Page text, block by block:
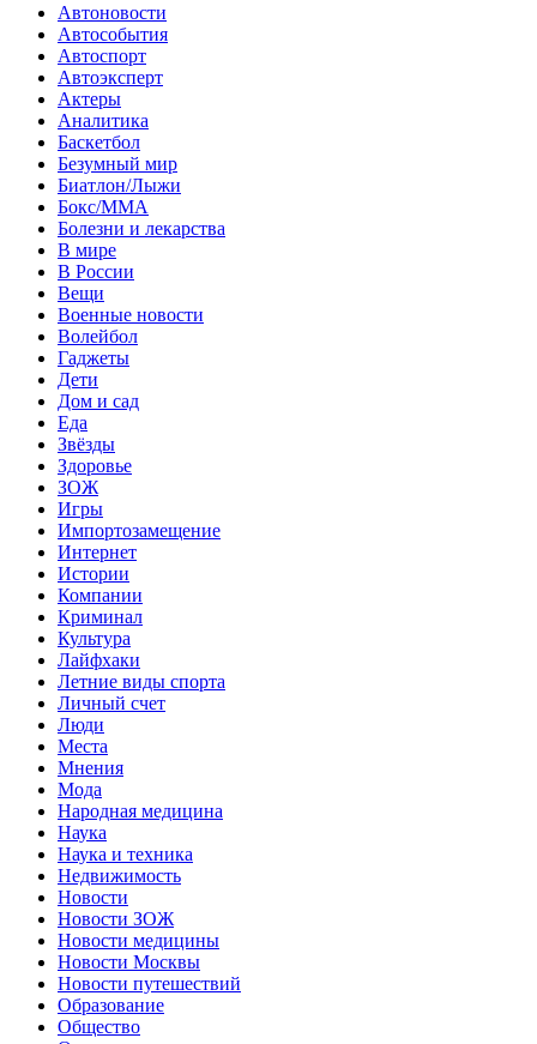
Автоновости
Автособытия
Автоспорт
Автоэксперт
Актеры
Аналитика
Баскетбол
Безумный мир
Биатлон/Лыжи
Бокс/MMA
Болезни и лекарства
В мире
В России
Вещи
Военные новости
Волейбол
Гаджеты
Дети
Дом и сад
Еда
Звёзды
Здоровье
ЗОЖ
Игры
Импортозамещение
Интернет
Истории
Компании
Криминал
Культура
Лайфхаки
Летние виды спорта
Личный счет
Люди
Места
Мнения
Мода
Народная медицина
Наука
Наука и техника
Недвижимость
Новости
Новости ЗОЖ
Новости медицины
Новости Москвы
Новости путешествий
Образование
Общество